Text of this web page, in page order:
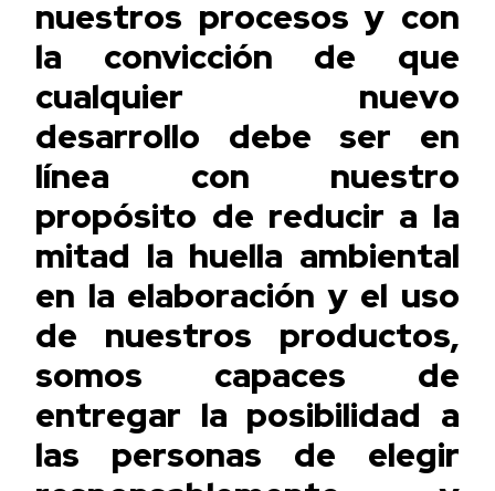
nuestros procesos y con
la convicción de que
cualquier nuevo
desarrollo debe ser en
línea con nuestro
propósito de reducir a la
mitad la huella ambiental
en la elaboración y el uso
de nuestros productos,
somos capaces de
entregar la posibilidad a
las personas de elegir